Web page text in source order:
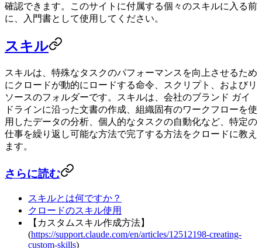
確認できます。このサイトに付属する個々のスキルに入る前
に、入門書として使用してください。
スキル
スキルは、特殊なタスクのパフォーマンスを向上させるため
にクロードが動的にロードする命令、スクリプト、およびリ
ソースのフォルダーです。スキルは、会社のブランド ガイ
ドラインに沿った文書の作成、組織固有のワークフローを使
用したデータの分析、個人的なタスクの自動化など、特定の
仕事を繰り返し可能な方法で完了する方法をクロードに教え
ます。
さらに読む
スキルとは何ですか？
クロードのスキル使用
【カスタムスキル作成方法】
(https://support.claude.com/en/articles/12512198-creating-
custom-skills)